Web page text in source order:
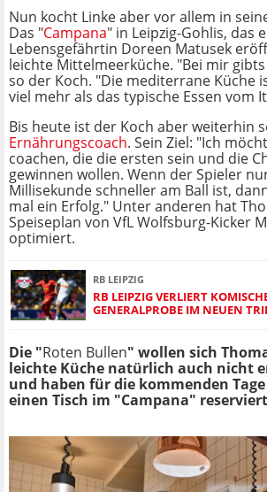
Nun kocht Linke aber vor allem in
Das "Campana" in Leipzig-Gohlis, das
Lebensgefährtin Doreen Matusek
leichte Mittelmeerküche. "Bei mir gibts
so der Koch. "Die mediterrane Küche
viel mehr als das typische Essen vom
Bis heute ist der Koch aber weiterhin
Ernährungscoach. Sein Ziel: "Ich
coachen, die die ersten sein und die
gewinnen wollen. Wenn der Spieler
Millisekunde schneller am Ball ist,
mal ein Erfolg." Unter anderen hat
Speiseplan von VfL Wolfsburg-Kicker
optimiert.
RB LEIPZIG
RB LEIPZIG VERLIERT
GENERALPROBE IM NEUEN
Die "Roten Bullen" wollen sich
leichte Küche natürlich auch nicht
und haben für die kommenden
einen Tisch im "Campana"